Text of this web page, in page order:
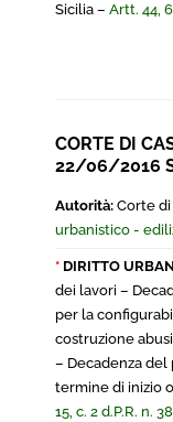
Sicilia – Artt. 44,
CORTE DI
22/06/2016
Autorità: Corte di
urbanistico -
* DIRITTO
dei lavori –
per la
costruzione
– Decadenza
termine di inizio
15, c. 2 d.P.R. n.